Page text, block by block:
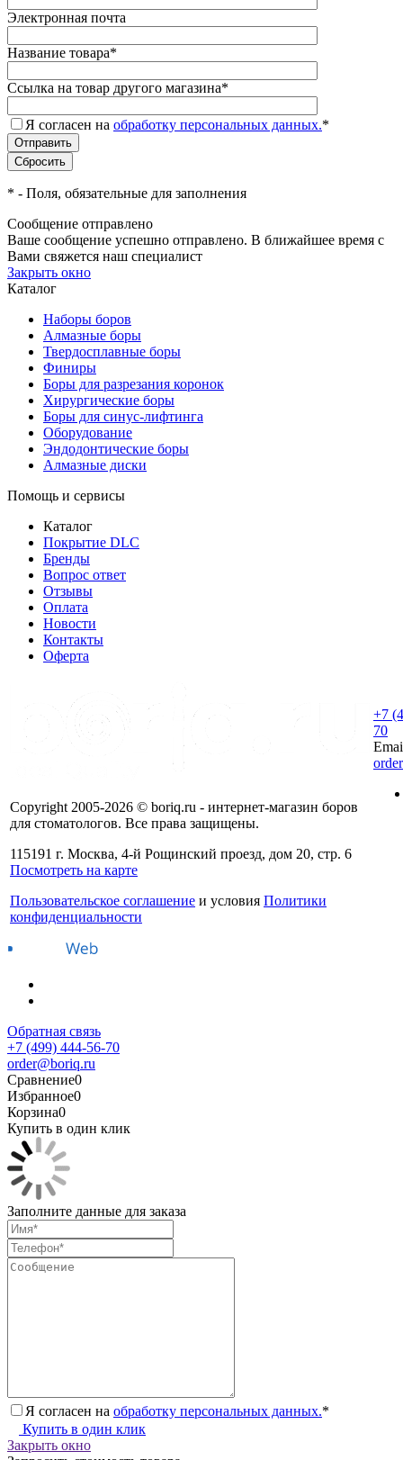
Электронная почта
Название товара*
Ссылка на товар другого магазина*
Я согласен на обработку персональных данных.*
* - Поля, обязательные для заполнения
Сообщение отправлено
Ваше сообщение успешно отправлено. В ближайшее время с
Вами свяжется наш специалист
Закрыть окно
Каталог
Наборы боров
Алмазные боры
Твердосплавные боры
Финиры
Боры для разрезания коронок
Хирургические боры
Боры для синус-лифтинга
Оборудование
Эндодонтические боры
Алмазные диски
Помощь и сервисы
Каталог
Покрытие DLC
Бренды
Вопрос ответ
Отзывы
Оплата
Новости
Контакты
Оферта
Copyright 2005-2026 © boriq.ru - интернет-магазин боров
для стоматологов. Все права защищены.
115191 г. Москва, 4-й Рощинский проезд, дом 20, стр. 6
Посмотреть на карте
Пользовательское соглашение и условия Политики
конфиденциальности
+7
70
Обратная связь
+7 (499) 444-56-70
order@boriq.ru
Сравнение0
Избранное0
Корзина0
Купить в один клик
Заполните данные для заказа
Я согласен на обработку персональных данных.*
Купить в один клик
Закрыть окно